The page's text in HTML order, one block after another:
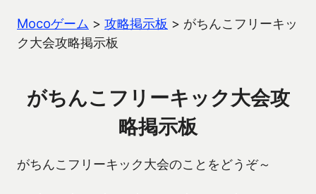
Mocoゲーム > 攻略掲示板 > がちんこフリーキッ
ク大会攻略掲示板
がちんこフリーキック大会攻
略掲示板
がちんこフリーキック大会のことをどうぞ～